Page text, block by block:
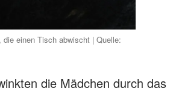
die einen Tisch abwischt | Quelle:
die Mädchen durch das